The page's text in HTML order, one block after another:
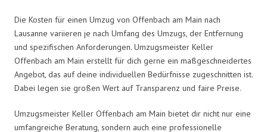
Die Kosten für einen Umzug von Offenbach am Main nach
Lausanne variieren je nach Umfang des Umzugs, der Entfernung
und spezifischen Anforderungen. Umzugsmeister Keller
Offenbach am Main erstellt für dich gerne ein maßgeschneidertes
Angebot, das auf deine individuellen Bedürfnisse zugeschnitten ist.
Dabei legen sie großen Wert auf Transparenz und faire Preise.
Umzugsmeister Keller Offenbach am Main bietet dir nicht nur eine
umfangreiche Beratung, sondern auch eine professionelle